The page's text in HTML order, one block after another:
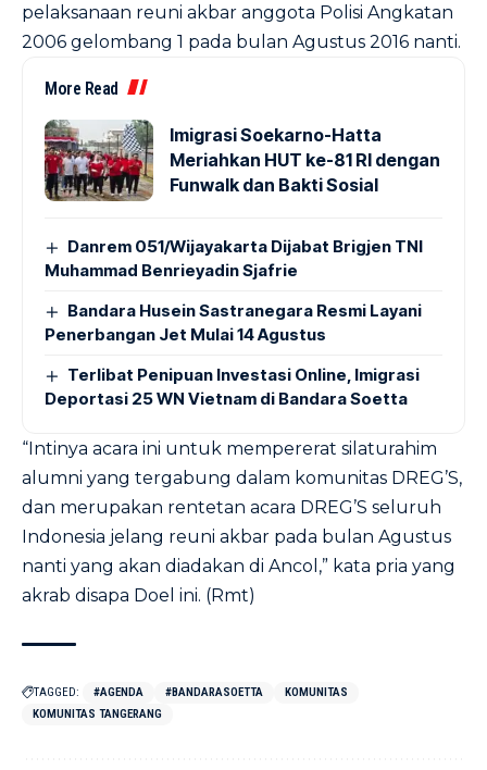
pelaksanaan reuni akbar anggota Polisi Angkatan
2006 gelombang 1 pada bulan Agustus 2016 nanti.
More Read
Imigrasi Soekarno-Hatta
Meriahkan HUT ke-81 RI dengan
Funwalk dan Bakti Sosial
Danrem 051/Wijayakarta Dijabat Brigjen TNI
Muhammad Benrieyadin Sjafrie
Bandara Husein Sastranegara Resmi Layani
Penerbangan Jet Mulai 14 Agustus
Terlibat Penipuan Investasi Online, Imigrasi
Deportasi 25 WN Vietnam di Bandara Soetta
“Intinya acara ini untuk mempererat silaturahim
alumni yang tergabung dalam komunitas DREG’S,
dan merupakan rentetan acara DREG’S seluruh
Indonesia jelang reuni akbar pada bulan Agustus
nanti yang akan diadakan di Ancol,” kata pria yang
akrab disapa Doel ini. (Rmt)
TAGGED: #AGENDA #BANDARASOETTA
KOMUNITAS
KOMUNITAS TANGERANG